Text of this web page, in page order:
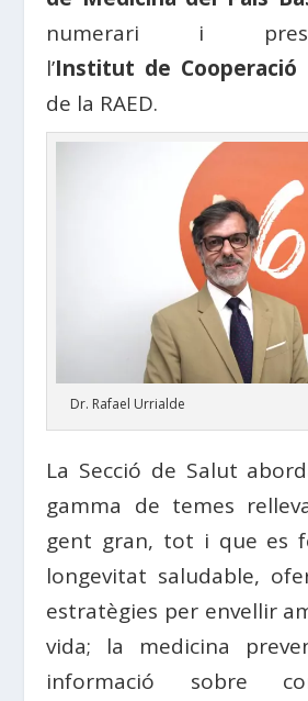
numerari i
l’Institut de Cooperació
de la RAED.
Dr. Rafael Urrialde
La Secció de Salut
gamma de temes
gent gran, tot i que es
longevitat saludable,
estratègies per envellir
vida; la medicina
informació sobre